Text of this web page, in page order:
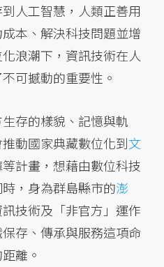
人工智慧，人類正善用
本、解決科技問題並增
浪潮下，資訊技術在人
可撼動的重要性。
存的樣貌、記憶與軌
動國家典藏數位化到文
計畫，想藉由數位科技
，身為群島縣市的澎
技術及「非官方」運作
存、傳承與服務這項命
離。